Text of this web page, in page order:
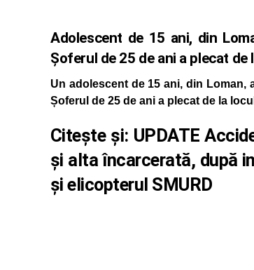
Adolescent de 15 ani, din
Șoferul de 25 de ani a plecat
Un adolescent de 15 ani, din Loman,
Șoferul de 25 de ani a plecat de la
Citește și: UPDATE
și alta încarcerată, după
și elicopterul SMURD